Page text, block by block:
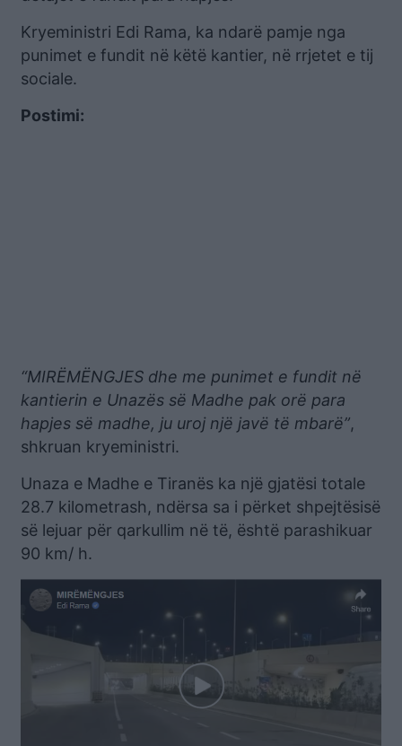
Kryeministri Edi Rama, ka ndarë pamje nga
punimet e fundit në këtë kantier, në rrjetet e tij
sociale.
Postimi:
“MIRËMËNGJES dhe me punimet e fundit në
kantierin e Unazës së Madhe pak orë para
hapjes së madhe, ju uroj një javë të mbarë”,
shkruan kryeministri.
Unaza e Madhe e Tiranës ka një gjatësi totale
28.7 kilometrash, ndërsa sa i përket shpejtësisë
së lejuar për qarkullim në të, është parashikuar
90 km/ h.